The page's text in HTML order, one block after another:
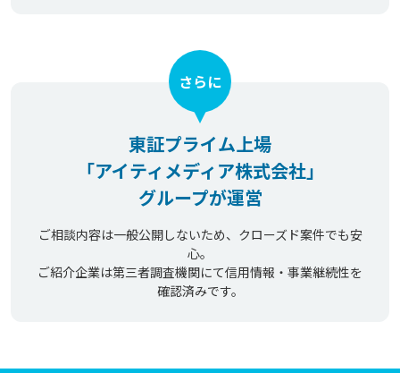
東証プライム上場
「アイティメディア株式会社」
グループが運営
さらに
ご相談内容は一般公開しないため、クローズド案件でも安
心。
ご紹介企業は第三者調査機関にて信用情報・事業継続性を
確認済みです。